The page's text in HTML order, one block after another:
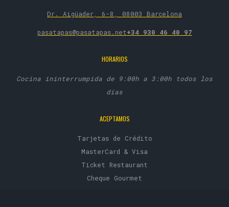
Dr. Aigüader, 6-8, 08003 Barcelona
pasatapas@pasatapas.net+34 930 46 40 97
HORARIOS
Cocina ininterrumpida de 9:00h a 3:00h todos los
días
ACEPTAMOS
Tarjetas de Crédito
MasterCard & Visa
Ticket Restaurant
Cheque Gourmet